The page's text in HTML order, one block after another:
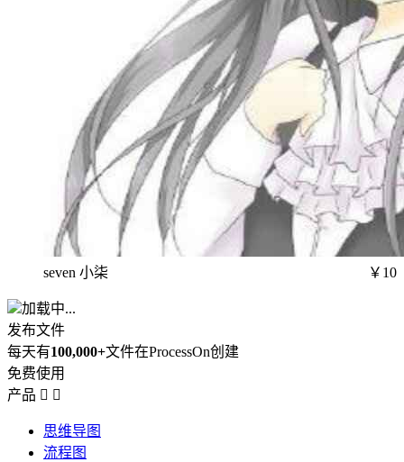
seven 小柒 ￥10
加载中...
发布文件
每天有100,000+文件在ProcessOn创建
免费使用
产品  
思维导图
流程图